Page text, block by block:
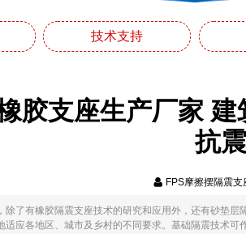
技术支持
胶支座生产厂家
抗
FPS摩擦摆隔震
除了有橡胶隔震支座技术的研究和应用外，还有砂垫
适应各地区、城市及乡村的不同要求。基础隔震技术